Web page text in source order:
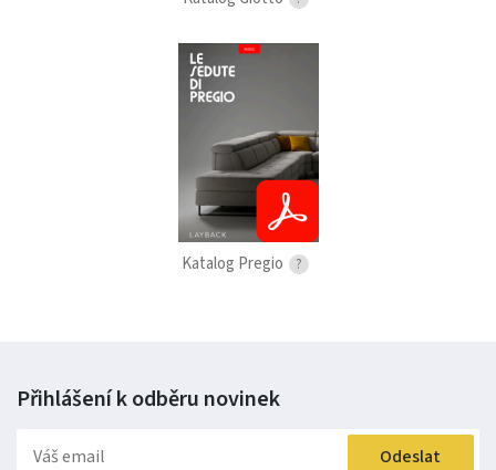
Katalog Pregio ?
Přihlášení k odběru novinek
Odeslat